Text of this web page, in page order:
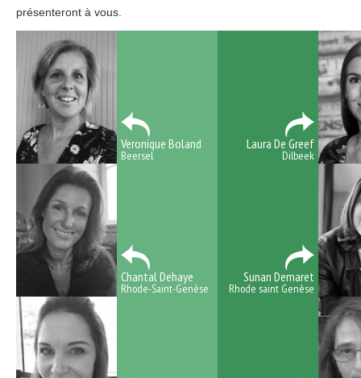
présenteront à vous.
Veronique Boland
Beersel
Laura De Greef
Dilbeek
Chantal Dehaye
Rhode-Saint-Genèse
Sunan Demaret
Rhode saint Genèse